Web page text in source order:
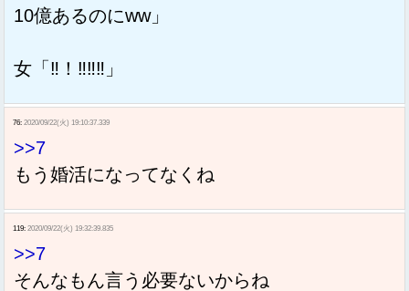
10億あるのにww」
女「‼︎！‼︎‼︎‼︎」
76: 2020/09/22(火) 19:10:37.339
>>7
もう婚活になってなくね
119: 2020/09/22(火) 19:32:39.835
>>7
そんなもん言う必要ないからね